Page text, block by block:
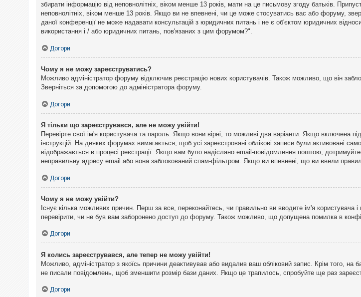
збирати інформацію від неповнолітніх, віком менше 13 років, мати на це письмову згоду батьків.
неповнолітніх, віком менше 13 років. Якщо ви не впевнені, чи це може стосуватись вас або форуму,
даної конференції не може надавати консультацій з юридичних питань і не є об'єктом юридичних
використання і / або юридичних питань, пов'язаних з цим форумом?".
Догори
Чому я не можу зареєструватись?
Можливо адміністратор форуму відключив реєстрацію нових користувачів. Також можливо, що він
Зверніться за допомогою до адміністратора форуму.
Догори
Я тільки що зареєструвався, але не можу увійти!
Перевірте свої ім'я користувача та пароль. Якщо вони вірні, то можливі два варіанти. Якщо включена
інструкцій. На деяких форумах вимагається, щоб усі зареєстровані облікові записи були активовані
відображається в процесі реєстрації. Якщо вам було надіслано email-повідомлення поштою,
неправильну адресу email або вона заблокований спам-фільтром. Якщо ви впевнені, що ви ввели
Догори
Чому я не можу увійти?
Існує кілька можливих причин. Перш за все, переконайтесь, чи правильно ви вводите ім'я користувача
перевірити, чи не був вам заборонено доступ до форуму. Також можливо, що допущена помилка в
Догори
Я колись зареєструвався, але тепер не можу увійти!
Можливо, адміністратор з якоїсь причини деактивував або видалив ваш обліковий запис. Крім того, на
не писали повідомлень, щоб зменшити розмір бази даних. Якщо це трапилось, спробуйте ще раз
Догори